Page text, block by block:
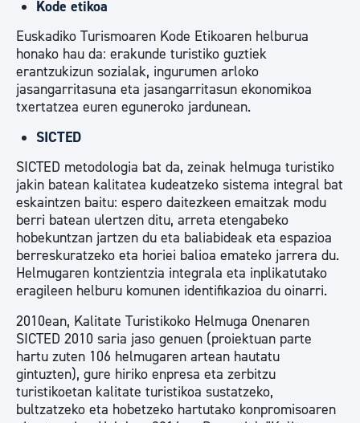
Kode etikoa
Euskadiko Turismoaren Kode Etikoaren helburua
honako hau da: erakunde turistiko guztiek
erantzukizun sozialak, ingurumen arloko
jasangarritasuna eta jasangarritasun ekonomikoa
txertatzea euren eguneroko jardunean.
SICTED
SICTED metodologia bat da, zeinak helmuga turistiko
jakin batean kalitatea kudeatzeko sistema integral bat
eskaintzen baitu: espero daitezkeen emaitzak modu
berri batean ulertzen ditu, arreta etengabeko
hobekuntzan jartzen du eta baliabideak eta espazioa
berreskuratzeko eta horiei balioa emateko jarrera du.
Helmugaren kontzientzia integrala eta inplikatutako
eragileen helburu komunen identifikazioa du oinarri.
2010ean, Kalitate Turistikoko Helmuga Onenaren
SICTED 2010 saria jaso genuen (proiektuan parte
hartu zuten 106 helmugaren artean hautatu
gintuzten), gure hiriko enpresa eta zerbitzu
turistikoetan kalitate turistikoa sustatzeko,
bultzatzeko eta hobetzeko hartutako konpromisoaren